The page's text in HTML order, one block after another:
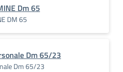
Dm 65
DM 65
Dm 65/23
Dm 65/23